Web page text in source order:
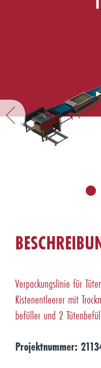
Verpackungslinie für
Kistenentleerer mit
befüller und 2
Projektnummer: